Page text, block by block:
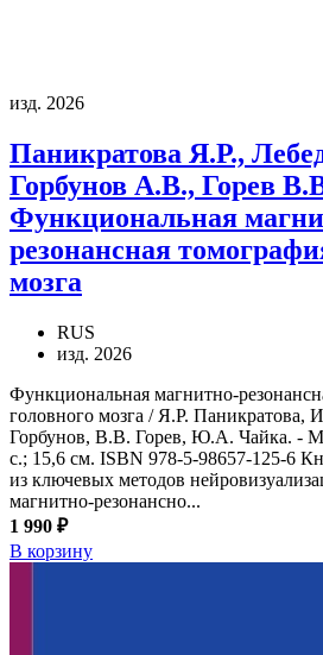
изд. 2026
Паникратова Я.Р.,
Горбунов А.В., Горев
Функциональная
резонансная
мозга
RUS
изд. 2026
Функциональная магнитно-
головного мозга / Я.Р. Паникратова,
Горбунов, В.В. Горев, Ю.А. Чайка. -
с.; 15,6 см. ISBN 978-5-98657-125-6
из ключевых методов
магнитно-резонансно...
1 990 ₽
В корзину